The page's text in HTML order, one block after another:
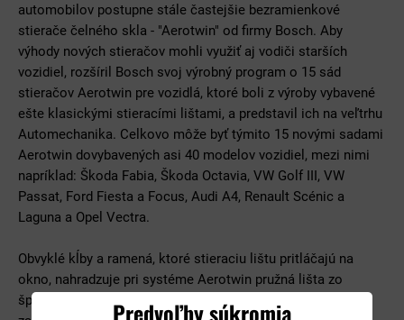
automobilov postupne stále častejšie bezramienkové
stierače čelného skla - "Aerotwin" od firmy Bosch. Aby
výhody nových stieračov mohli využiť aj vodiči starších
vozidiel, rozšíril Bosch svoj výrobný program o 15 sád
stieračov Aerotwin pre vozidlá, ktoré boli z výroby vybavené
ešte klasickými stieracími lištami, a predstavil ich na veľtrhu
Automechanika. Celkovo môže byť týmito 15 novými sadami
Aerotwin dovybavených asi 40 modelov vozidiel, mezi nimi
napríklad: Škoda Fabia, Škoda Octavia, VW Golf III, VW
Passat, Ford Fiesta a Focus, Audi A4, Renault Scénic a
Laguna a Opel Vectra.
Obvyklé kĺby a ramená, ktoré stieraciu lištu pritláčajú na
okno, nahradzuje pri systéme Aerotwin pružná lišta zo
špeciálnej ocele. Táto pružná lišta je presne prispôsobená
Predvoľby súkromia